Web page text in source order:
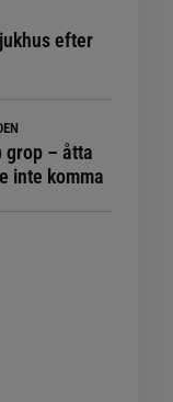
efter
grop – åtta
inte komma